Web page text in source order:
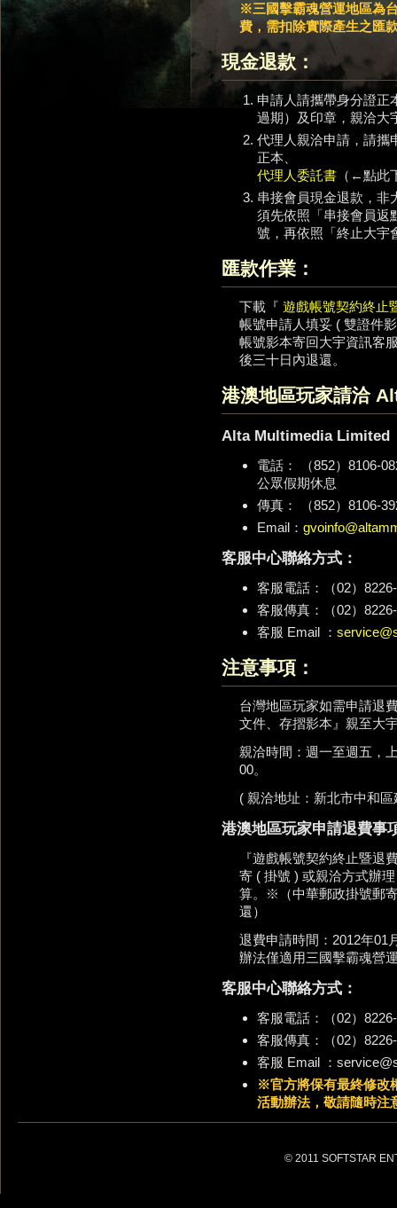
※三國擊霸魂營運地區為
費，需扣除實際產生之匯
現金退款：
申請人請攜帶身分證正
過期）及印章，親洽大
代理人親洽申請，請攜
正本、
代理人委託書 （←點此
串接會員現金退款，非
須先依照「串接會員返
號，再依照「終止大宇
匯款作業：
下載『 遊戲帳號契約終止
帳號申請人填妥 ( 雙證件
帳號影本寄回大宇資訊客
後三十日內退還。
港澳地區玩家請洽
Alta Multimedia Limited
電話： （852）8106-
公眾假期休息
傳真： （852）8106-
Email：
客服中心聯絡方式：
客服電話：（02）
客服傳真：（02）
客服 Email ：
注意事項：
台灣地區玩家如需申請退
文件、存摺影本』親至大
親洽時間：週一至週五，
00。
( 親洽地址：新北市中和
港澳地區玩家申請退費事
『遊戲帳號契約終止暨退
寄 ( 掛號 ) 或親洽方式辦
算。※（中華郵政掛號郵
還）
退費申請時間：2012年01
辦法僅適用三國擊霸魂營
客服中心聯絡方式：
客服電話：（02）
客服傳真：（02）
客服 Email ：
※官方將保有最終修改
活動辦法，敬請隨時注
© 2011 SOFTSTAR